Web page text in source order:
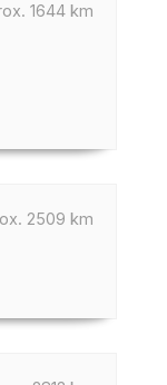
1644 km
2509 km